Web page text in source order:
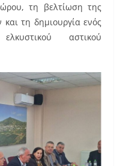
τη βελτίωση της
τη δημιουργία ενός
αστικού